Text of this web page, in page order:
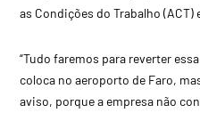
as Condições do Trabalho
“Tudo faremos para reverter
coloca no aeroporto de Faro,
aviso, porque a empresa não